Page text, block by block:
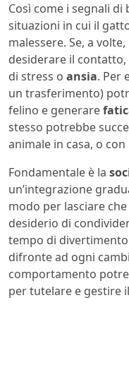
Così come i segnali
situazioni in cui il
malessere. Se, a
desiderare il
di stress o ansia. Per
un trasferimento)
felino e generare
stesso potrebbe
animale in casa, o
Fondamentale è la
un’integrazione
modo per lasciare
desiderio di
tempo di
difronte ad ogni
comportamento
per tutelare e gestire